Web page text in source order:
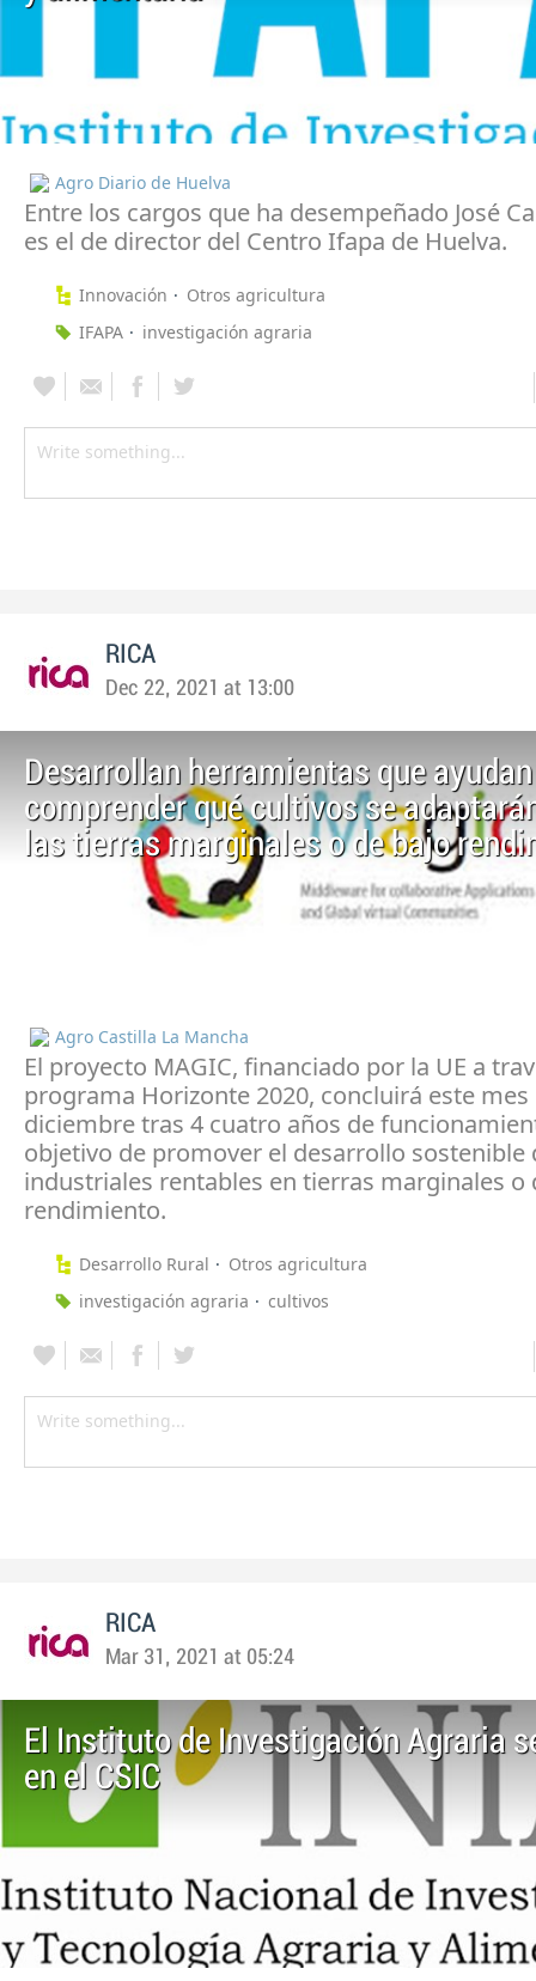
Agro Diario de Huelva
Entre los cargos que ha desempeñado José
es el de director del Centro Ifapa de Huelva.
Innovación
Otros agricultura
IFAPA
investigación agraria
RICA
Dec 22, 2021 at 13:00
Desarrollan herramientas que
comprender qué cultivos se
las tierras marginales o de bajo
Agro Castilla La Mancha
El proyecto MAGIC, financiado por la UE a
programa Horizonte 2020, concluirá este mes
diciembre tras 4 cuatro años de
objetivo de promover el desarrollo sostenible
industriales rentables en tierras marginales o
rendimiento.
Desarrollo Rural
Otros agricultura
investigación agraria
cultivos
RICA
Mar 31, 2021 at 05:24
El Instituto de Investigación Agraria
en el CSIC